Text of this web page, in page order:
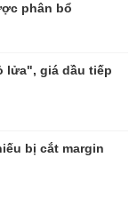
phân bổ
lửa", giá dầu tiếp
bị cắt margin